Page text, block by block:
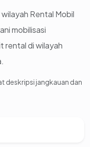
Rental Mobil
mobilisasi
rental di wilayah
deskripsi jangkauan dan